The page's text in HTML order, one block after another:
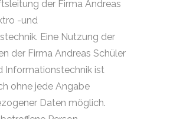
der Firma Andreas
-und
Eine Nutzung der
der Firma Andreas Schüler
Informationstechnik ist
ohne jede Angabe
Daten möglich.